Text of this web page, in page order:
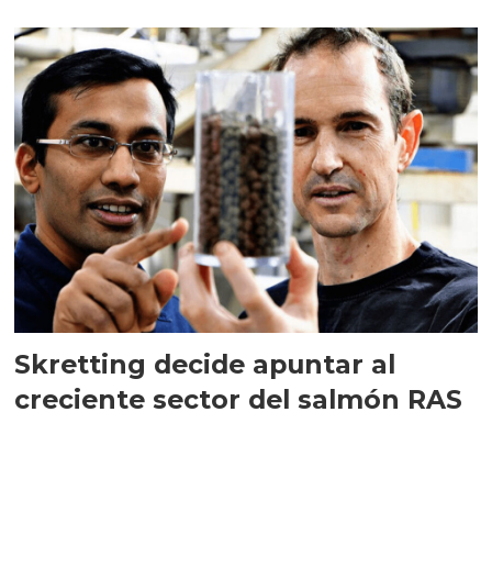
Skretting decide apuntar al
creciente sector del salmón RAS